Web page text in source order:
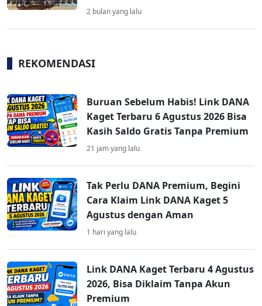
2 bulan yang lalu
REKOMENDASI
Buruan Sebelum Habis! Link DANA
Kaget Terbaru 6 Agustus 2026 Bisa
Kasih Saldo Gratis Tanpa Premium
21 jam yang lalu
Tak Perlu DANA Premium, Begini
Cara Klaim Link DANA Kaget 5
Agustus dengan Aman
1 hari yang lalu
Link DANA Kaget Terbaru 4 Agustus
2026, Bisa Diklaim Tanpa Akun
Premium